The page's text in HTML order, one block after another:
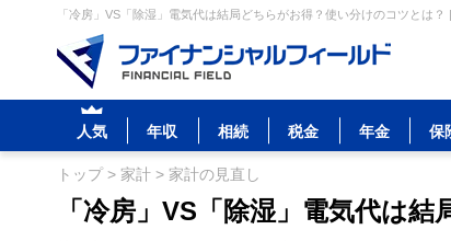
「冷房」VS「除湿」電気代は結局どちらがお得？使い分けのコツとは
人気 年収 相続 税金 年金 保
トップ> 家計 > 家計の見直し
「冷房」VS「除湿」電気代は